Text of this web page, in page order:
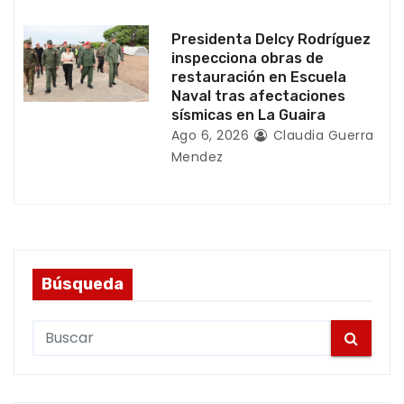
Presidenta Delcy Rodríguez
inspecciona obras de
restauración en Escuela
Naval tras afectaciones
sísmicas en La Guaira
Ago 6, 2026
Claudia Guerra
Mendez
Búsqueda